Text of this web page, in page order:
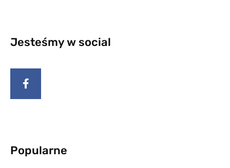
Jesteśmy w social
Popularne